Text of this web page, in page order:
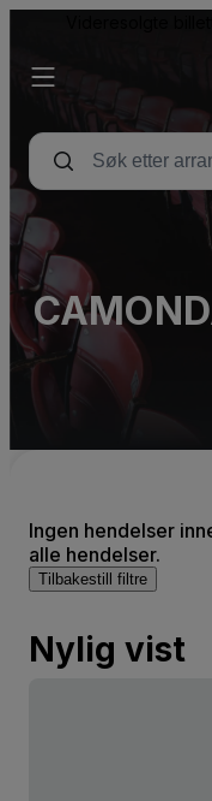
Ingen hendelser
alle hendelser.
Tilbakestill filtre
Nylig vist